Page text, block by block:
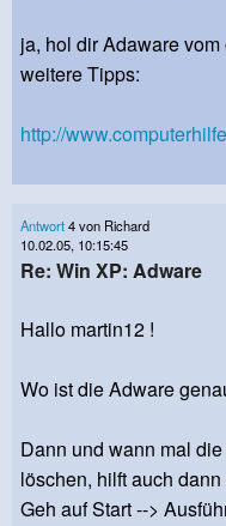
ja, hol dir Adaware
weitere Tipps:
http://
Antwort4 von Richard
10.02.05, 10:15:45
Re: Win XP: Adware
Hallo martin12 !
Wo ist die Adware
Dann und wann mal
löschen, hilft auch
Geh auf Start -->